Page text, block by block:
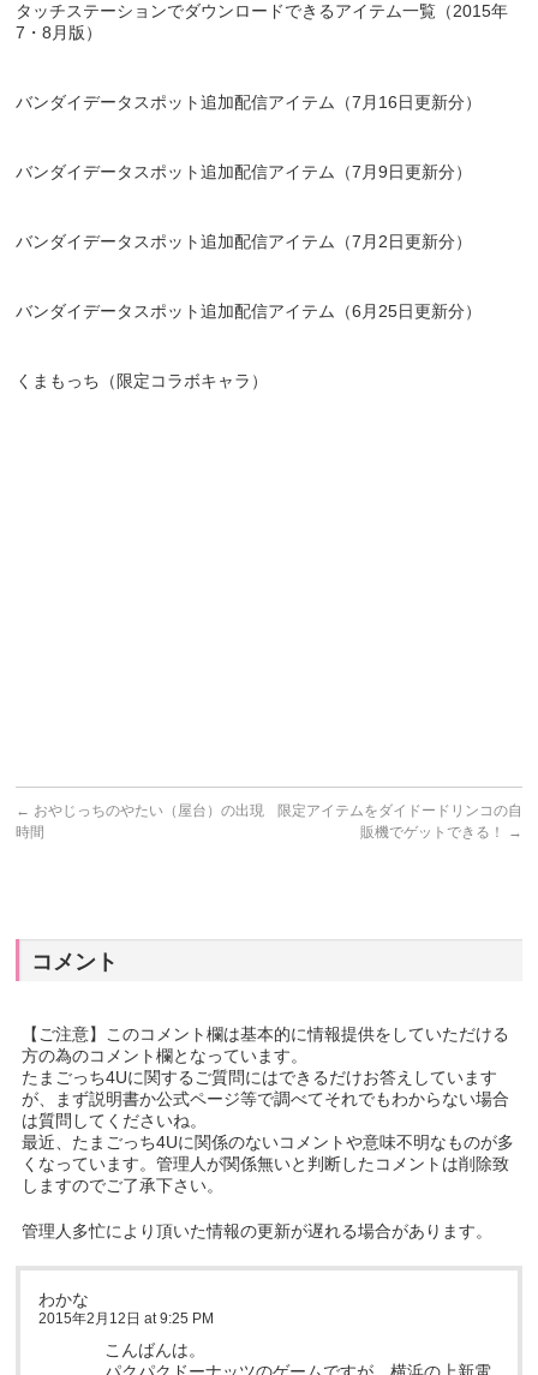
タッチステーションでダウンロードできるアイテム一覧（2015年
7・8月版）
バンダイデータスポット追加配信アイテム（7月16日更新分）
バンダイデータスポット追加配信アイテム（7月9日更新分）
バンダイデータスポット追加配信アイテム（7月2日更新分）
バンダイデータスポット追加配信アイテム（6月25日更新分）
くまもっち（限定コラボキャラ）
← おやじっちのやたい（屋台）の出現
時間
限定アイテムをダイドードリンコの自
販機でゲットできる！
→
コメント
【ご注意】このコメント欄は基本的に情報提供をしていただける
方の為のコメント欄となっています。
たまごっち4Uに関するご質問にはできるだけお答えしています
が、まず説明書か公式ページ等で調べてそれでもわからない場合
は質問してくださいね。
最近、たまごっち4Uに関係のないコメントや意味不明なものが多
くなっています。管理人が関係無いと判断したコメントは削除致
しますのでご了承下さい。
管理人多忙により頂いた情報の更新が遅れる場合があります。
わかな
2015年2月12日 at 9:25 PM
こんばんは。